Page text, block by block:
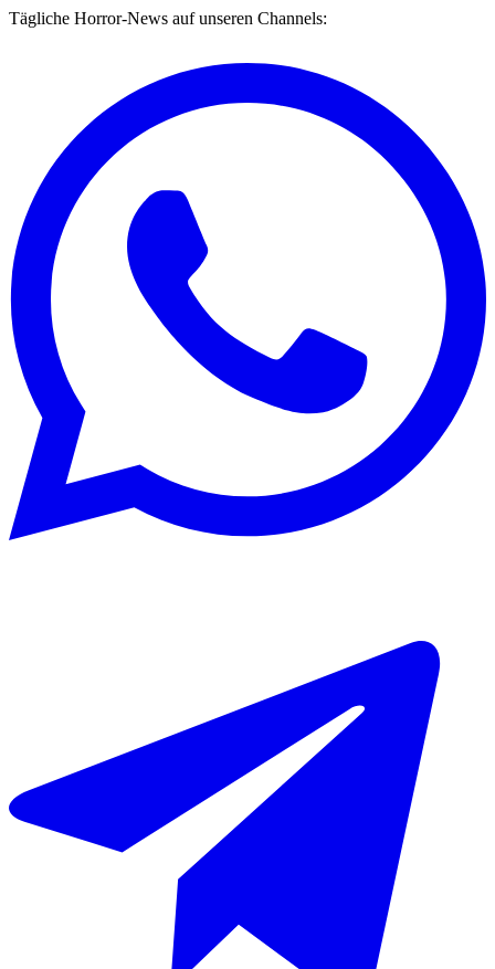
Tägliche Horror-News auf unseren Channels: